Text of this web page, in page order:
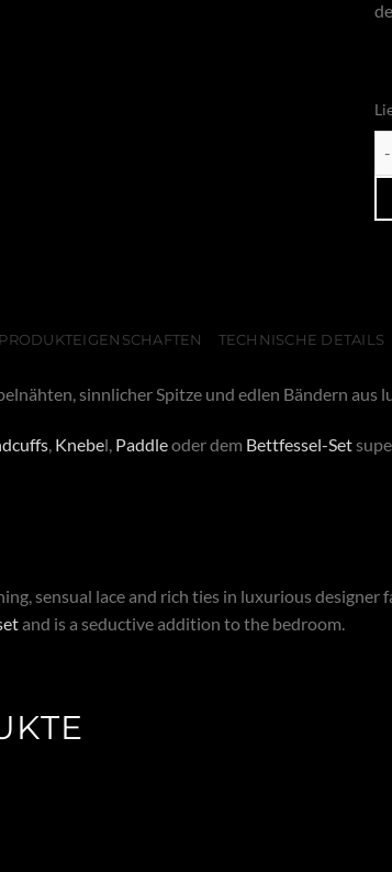
PRODUKTEIGENSCHAFTEN TECHNISCHE DETAILS
sinnlicher Spitze und edlen Bändern aus
, Knebel, Paddleoder dem Bettfessel-Set
sensual lace and rich ties in luxurious designer
and is a seductive addition to the bedroom.